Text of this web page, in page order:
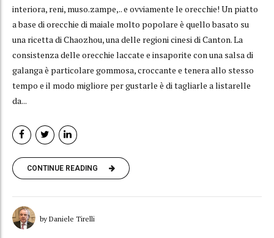
interiora, reni, muso.zampe,.. e ovviamente le orecchie! Un piatto
a base di orecchie di maiale molto popolare è quello basato su
una ricetta di Chaozhou, una delle regioni cinesi di Canton. La
consistenza delle orecchie laccate e insaporite con una salsa di
galanga è particolare gommosa, croccante e tenera allo stesso
tempo e il modo migliore per gustarle è di tagliarle a listarelle
da...
CONTINUE READING
by Daniele Tirelli